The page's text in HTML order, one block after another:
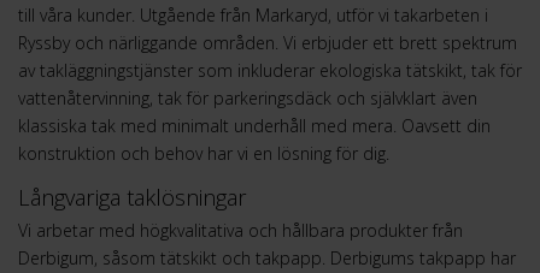
till våra kunder. Utgående från Markaryd, utför vi takarbeten i
Ryssby och närliggande områden. Vi erbjuder ett brett spektrum
av takläggningstjänster som inkluderar ekologiska tätskikt, tak för
vattenåtervinning, tak för parkeringsdäck och självklart även
klassiska tak med minimalt underhåll med mera. Oavsett din
konstruktion och behov har vi en lösning för dig.
Långvariga taklösningar
Vi arbetar med högkvalitativa och hållbara produkter från
Derbigum, såsom tätskikt och takpapp. Derbigums takpapp har